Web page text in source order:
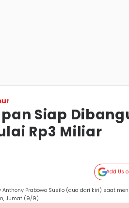
Siap
Rp3 Miliar
Add Us
Anthony Prabowo Susilo (dua dari kiri) saat
Jumat (9/9).